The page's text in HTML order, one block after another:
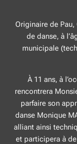
Originaire de Pau,
de danse, à
municipale
À 11 ans, à
rencontrera
parfaire son
danse Monique
alliant ainsi
et participera à